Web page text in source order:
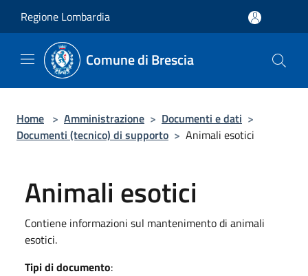
Regione Lombardia
Comune di Brescia
Home > Amministrazione > Documenti e dati >
Documenti (tecnico) di supporto > Animali esotici
Animali esotici
Contiene informazioni sul mantenimento di animali
esotici.
Tipi di documento: